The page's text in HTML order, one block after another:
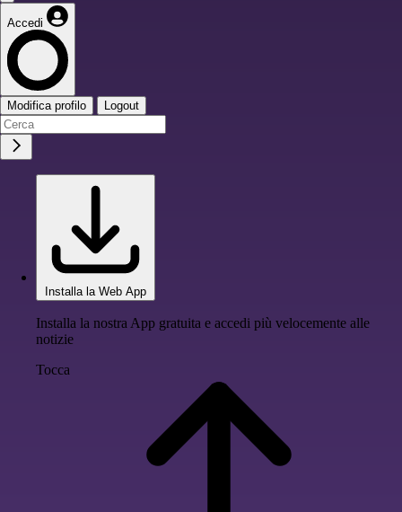
Accedi
Modifica profilo Logout
Installa la Web App
Installa la nostra App gratuita e accedi più velocemente alle
notizie
Tocca